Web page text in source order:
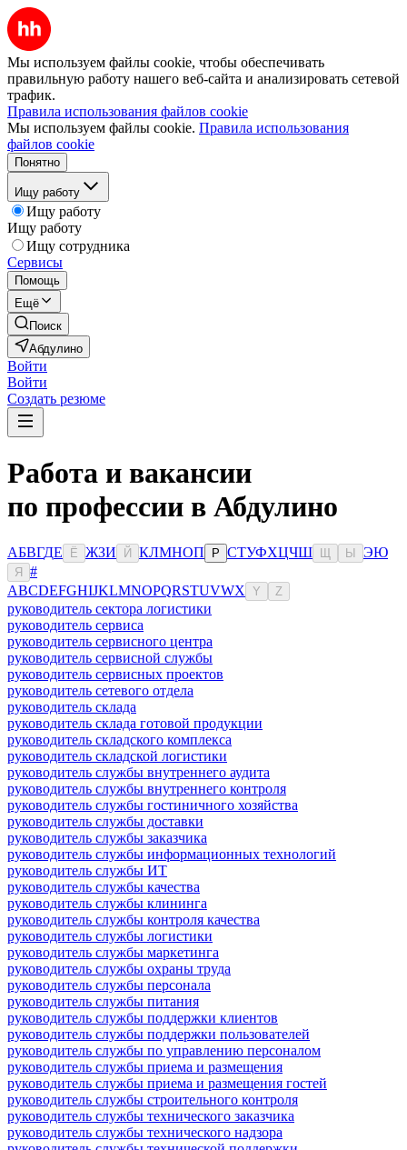
Мы используем файлы cookie, чтобы обеспечивать
правильную работу нашего веб-сайта и анализировать сетевой
трафик.
Правила использования файлов cookie
Мы используем файлы cookie. Правила использования
файлов cookie
Понятно
Ищу работу
Ищу работу
Ищу работу
Ищу сотрудника
Сервисы
Помощь
Ещё
Поиск
Абдулино
Войти
Войти
Создать резюме
Работа и вакансии
по профессии в Абдулино
АБВГДЕ Ё ЖЗИ Й КЛМНОП Р СТУФХЦЧШ Ы ЭЮ
Я
#
ABCDEFGHIJKLMNOPQRSTUVWX Y Z
руководитель сектора логистики
руководитель сервиса
руководитель сервисного центра
руководитель сервисной службы
руководитель сервисных проектов
руководитель сетевого отдела
руководитель склада
руководитель склада готовой продукции
руководитель складского комплекса
руководитель складской логистики
руководитель службы внутреннего аудита
руководитель службы внутреннего контроля
руководитель службы гостиничного хозяйства
руководитель службы доставки
руководитель службы заказчика
руководитель службы информационных технологий
руководитель службы ИТ
руководитель службы качества
руководитель службы клининга
руководитель службы контроля качества
руководитель службы логистики
руководитель службы маркетинга
руководитель службы охраны труда
руководитель службы персонала
руководитель службы питания
руководитель службы поддержки клиентов
руководитель службы поддержки пользователей
руководитель службы по управлению персоналом
руководитель службы приема и размещения
руководитель службы приема и размещения гостей
руководитель службы строительного контроля
руководитель службы технического заказчика
руководитель службы технического надзора